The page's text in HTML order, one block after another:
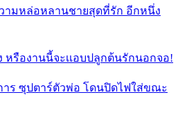
ามหล่อหลานชายสุดที่รัก อีกหนึ่ง
รืองานนี้จะเเอบปลูกต้นรักนอกจอ!
ร ซุปตาร์ตัวพ่อ โดนปิดไฟใส่ขณะ